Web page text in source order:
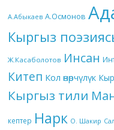
А.Абыкаев А.Осмонов
Кыргыз
Ж.Касаболотов Инсан
Китеп Кол өнөрчүлүк
Кыргыз тили
кептер Нарк О. Шакир